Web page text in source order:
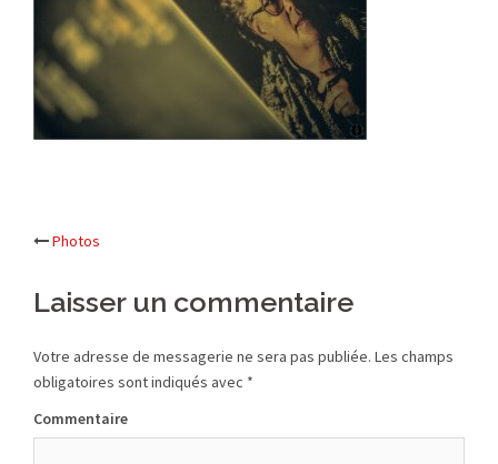
Navigation
d’article
Photos
Laisser un commentaire
Votre adresse de messagerie ne sera pas publiée. Les champs
obligatoires sont indiqués avec *
Commentaire